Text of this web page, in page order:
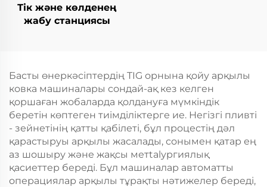
Тік және көлденең
жабу станциясы
Басты өнеркәсіптердің TIG орнына қойу арқылы
ковка машиналары сондай-ақ кез келген
қоршаған жобаларда қолдануға мүмкіндік
беретін көптеген тиімділіктерге ие. Негізгі пливті
- зейнетінің қатты қабілеті, бұл процестің дәл
қарастыруы арқылы жасалады, сонымен қатар ең
аз шошыру және жақсы метtalургиялық
қасиеттер береді. Бұл машиналар автоматты
операциялар арқылы тұрақты нәтижелер береді,